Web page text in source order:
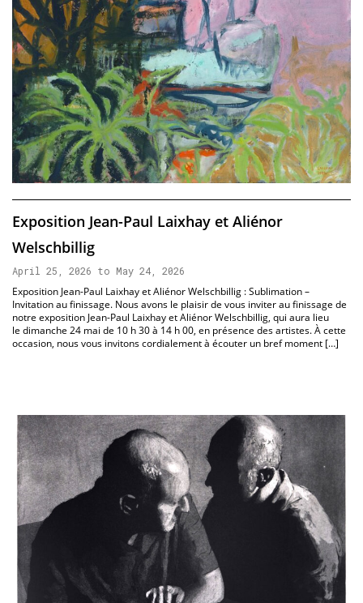
Exposition Jean-Paul Laixhay et Aliénor
Welschbillig
April 25, 2026 to May 24, 2026
Exposition Jean-Paul Laixhay et Aliénor Welschbillig : Sublimation –
Invitation au finissage. Nous avons le plaisir de vous inviter au finissage de
notre exposition Jean-Paul Laixhay et Aliénor Welschbillig, qui aura lieu
le dimanche 24 mai de 10 h 30 à 14 h 00, en présence des artistes. À cette
occasion, nous vous invitons cordialement à écouter un bref moment […]